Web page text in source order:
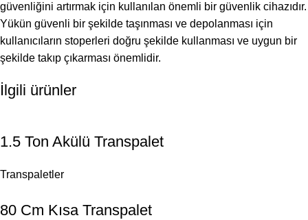
güvenliğini artırmak için kullanılan önemli bir güvenlik cihazıdır.
Yükün güvenli bir şekilde taşınması ve depolanması için
kullanıcıların stoperleri doğru şekilde kullanması ve uygun bir
şekilde takıp çıkarması önemlidir.
İlgili ürünler
1.5 Ton Akülü Transpalet
Transpaletler
80 Cm Kısa Transpalet